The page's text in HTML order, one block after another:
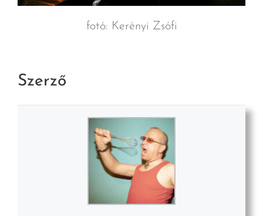
fotó: Kerényi Zsófi
Szerző